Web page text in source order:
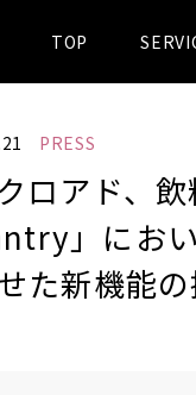
TOP
PRESS
ロアド、
」にお
た新機能